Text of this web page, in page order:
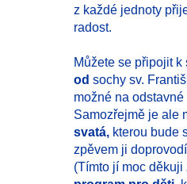
z každé jednoty
radost.
Můžete se připojit k
od sochy sv.
možné na
Samozřejmě je ale
svatá, kterou bude
zpěvem ji
(Tímto jí moc